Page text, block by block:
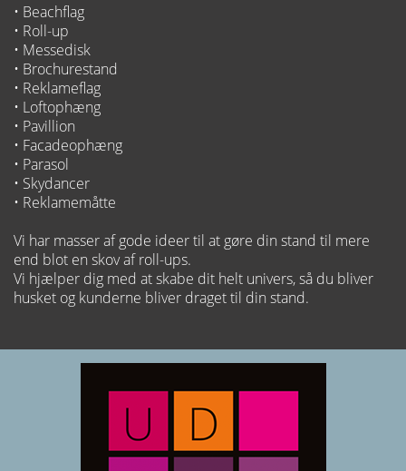
• Beachflag
• Roll-up
• Messedisk
• Brochurestand
• Reklameflag
• Loftophæng
• Pavillion
• Facadeophæng
• Parasol
• Skydancer
• Reklamemåtte
Vi har masser af gode ideer til at gøre din stand til mere
end blot en skov af roll-ups.
Vi hjælper dig med at skabe dit helt univers, så du bliver
husket og kunderne bliver draget til din stand.